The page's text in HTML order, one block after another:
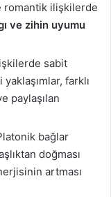
romantik ilişkilerde
ve zihin uyumu
sabit
yaklaşımlar, farklı
paylaşılan
bağlar
doğması
artması